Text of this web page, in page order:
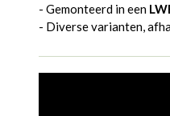
- Gemonteerd in een
- Diverse varianten,